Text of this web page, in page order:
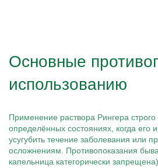
Основные
использованию
Применение раствора Рингера строго
определённых состояниях, когда его
усугубить течение заболевания или
осложнениям. Противопоказания
капельница категорически